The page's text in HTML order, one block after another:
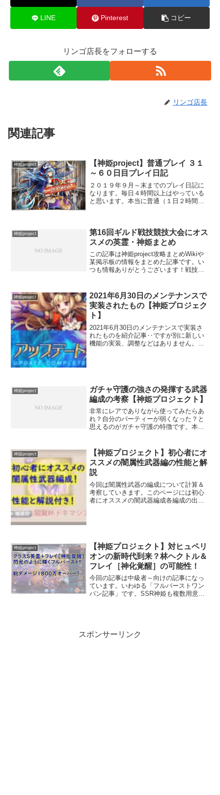
LINE Pinterest コピー
リンゴ店長をフォローする
リンゴ店長
関連記事
神姫project
【神姫project】普通プレイ ３１
～６０日目プレイ日記
２０１９年９月～末までのプレイ日記に
なります。毎日４時間以上はやっている
と思います。本当に普通（１日２時間プ
ば幸いです。前回の記事か...
神姫project
第16回ギルド戦技競技大会にオス
スメの英霊・神姫まとめ
この記事は神姫project攻略まとめWikiや
某掲示板の情報をまとめた記事です。い
つも情報ありがとうございます！戦技競
ます。状態異常の数がキーとなりますの
で付与数が多...
神姫project
2021年6月30日のメンテナンスで
実装されたもの【神姫プロジェク
ト】
2021年6月30日のメンテナンスで実装さ
れたものを紹介記事‥ですが別に新しい
機能の実装、調整などはありません。イ
神姫project
ガチャ守護の強さの発揮する武器
編成の考察【神姫プロジェクト】
非常にレアでありながら使ってみたらあ
れ？自分のパーティーが弱くなった？と
思えるのがガチャ守護の特徴です。本当
この記事は神プロ計算機（改）様のペー
ジを基に書かれています。...
神姫project
【神姫プロジェクト】初心者にオ
ススメの闇属性武器編の性能と解
説
今回は闇属性武器の編成について計算＆
考察していきます。このページには初心
者にオススメの闇武器編成各編成の出せ
神姫project
【神姫プロジェクト】対ヒュペリ
オンの新時代到来？林ヘクトル＆
フレイ［神化覚醒］の可能性！
今回の記事は中級者～向けの記事になっ
ています。いわゆる「フルバーストワン
パン記事」です。SSR神姫も複数用意す
スポンサーリンク